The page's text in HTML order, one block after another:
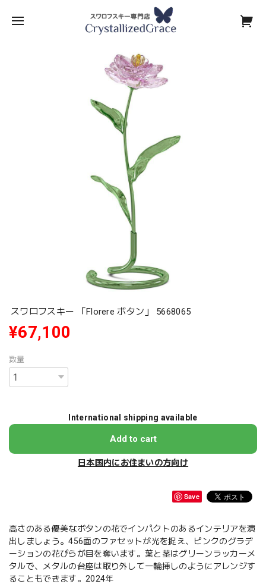
スワロフスキー 「Florere ボタン」 5668065
¥67,100
数量
International shipping available
Add to cart
日本国内にお住まいの方向け
Save
高さのある優美なボタンの花でインパクトのあるインテリアを演
出しましょう。456面のファセットが光を捉え、ピンクのグラデ
ーションの花びらが目を奪います。葉と茎はグリーンラッカーメ
タルで、メタルの台座は取り外して一輪挿しのようにアレンジす
ることもできます。2024年